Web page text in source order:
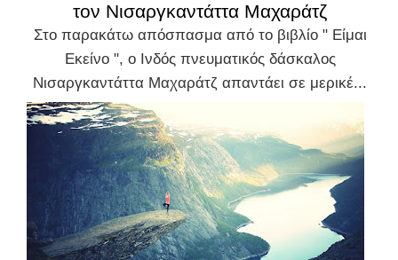
τον Νισαργκαντάττα Μαχαράτζ
Στο παρακάτω απόσπασμα από το βιβλίο " Είμαι
Εκείνο ", ο Ινδός πνευματικός δάσκαλος
Νισαργκαντάττα Μαχαράτζ απαντάει σε μερικέ...